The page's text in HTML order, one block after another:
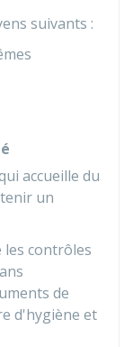
suivants :
accueille du
un
les contrôles
de
d'hygiène et